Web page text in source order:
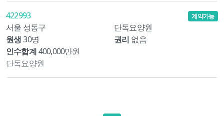
422993
서울 성동구
단독요양원
원생 30명 권리 없음
인수합계400,000만원
계약가능
단독요양원